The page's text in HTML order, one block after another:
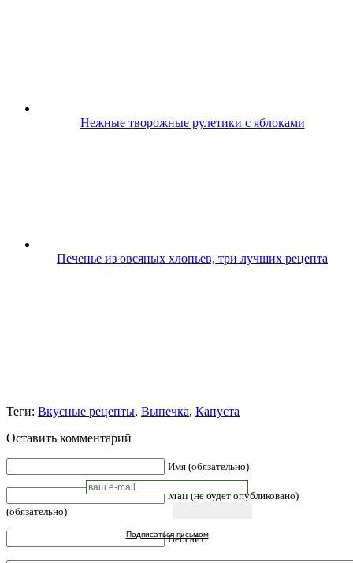
Нежные творожные рулетики с яблоками
Печенье из овсяных хлопьев, три лучших рецепта
Подписаться письмом
Теги: Вкусные рецепты, Выпечка, Капуста
Оставить комментарий
Имя (обязательно)
Mail (не будет опубликовано)
(обязательно)
Вебсайт